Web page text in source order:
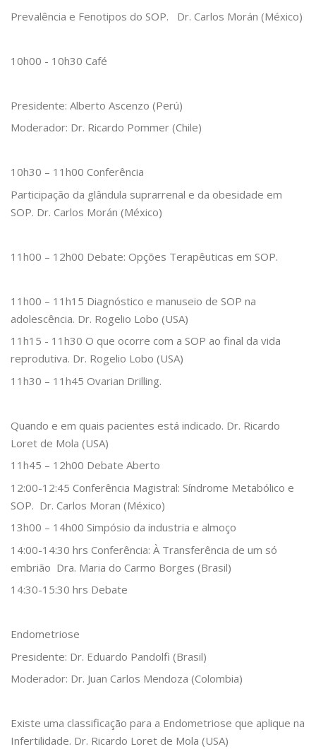
Prevalência e Fenotipos do SOP. Dr. Carlos Morán (México)
10h00 - 10h30 Café
Presidente: Alberto Ascenzo (Perú)
Moderador: Dr. Ricardo Pommer (Chile)
10h30 – 11h00 Conferência
Participação da glândula suprarrenal e da obesidade em
SOP. Dr. Carlos Morán (México)
11h00 – 12h00 Debate: Opções Terapêuticas em SOP.
11h00 – 11h15 Diagnóstico e manuseio de SOP na
adolescência. Dr. Rogelio Lobo (USA)
11h15 - 11h30 O que ocorre com a SOP ao final da vida
reprodutiva. Dr. Rogelio Lobo (USA)
11h30 – 11h45 Ovarian Drilling.
Quando e em quais pacientes está indicado. Dr. Ricardo
Loret de Mola (USA)
11h45 – 12h00 Debate Aberto
12:00-12:45 Conferência Magistral: Síndrome Metabólico e
SOP. Dr. Carlos Moran (México)
13h00 – 14h00 Simpósio da industria e almoço
14:00-14:30 hrs Conferência: À Transferência de um só
embrião Dra. Maria do Carmo Borges (Brasil)
14:30-15:30 hrs Debate
Endometriose
Presidente: Dr. Eduardo Pandolfi (Brasil)
Moderador: Dr. Juan Carlos Mendoza (Colombia)
Existe uma classificação para a Endometriose que aplique na
Infertilidade. Dr. Ricardo Loret de Mola (USA)